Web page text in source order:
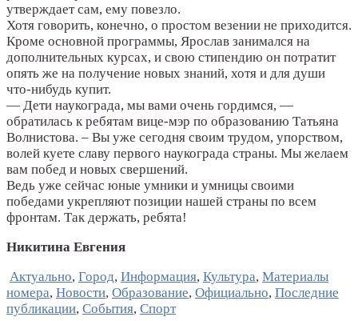
утверждает сам, ему повезло.
Хотя говорить, конечно, о простом везении не приходится.
Кроме основной программы, Ярослав занимался на
дополнительных курсах, и свою стипендию он потратит
опять же на получение новых знаний, хотя и для души
что-нибудь купит.
— Дети наукограда, мы вами очень гордимся, —
обратилась к ребятам вице-мэр по образованию Татьяна
Волнистова. – Вы уже сегодня своим трудом, упорством,
волей куете славу первого наукограда страны. Мы желаем
вам побед и новых свершений.
Ведь уже сейчас юные умники и умницы своими
победами укрепляют позиции нашей страны по всем
фронтам. Так держать, ребята!
Никитина Евгения
Актуально, Город, Информация, Культура, Материалы
номера, Новости, Образование, Официально, Последние
публикации, События, Спорт